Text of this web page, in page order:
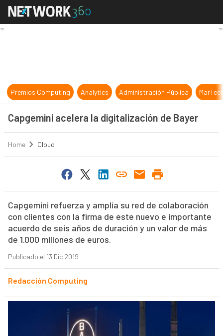
Capgemini acelera la digitalización
Premios Computing Analytics Administración Pública
Capgemini acelera la digitalización de Bayer
Home Cloud
Capgemini refuerza y amplía su red de colaboración
con clientes con la firma de este nuevo e importante
acuerdo de seis años de duración y un valor de más
de 1.000 millones de euros.
Publicado el 13 Dic 2019
Redacción Computing